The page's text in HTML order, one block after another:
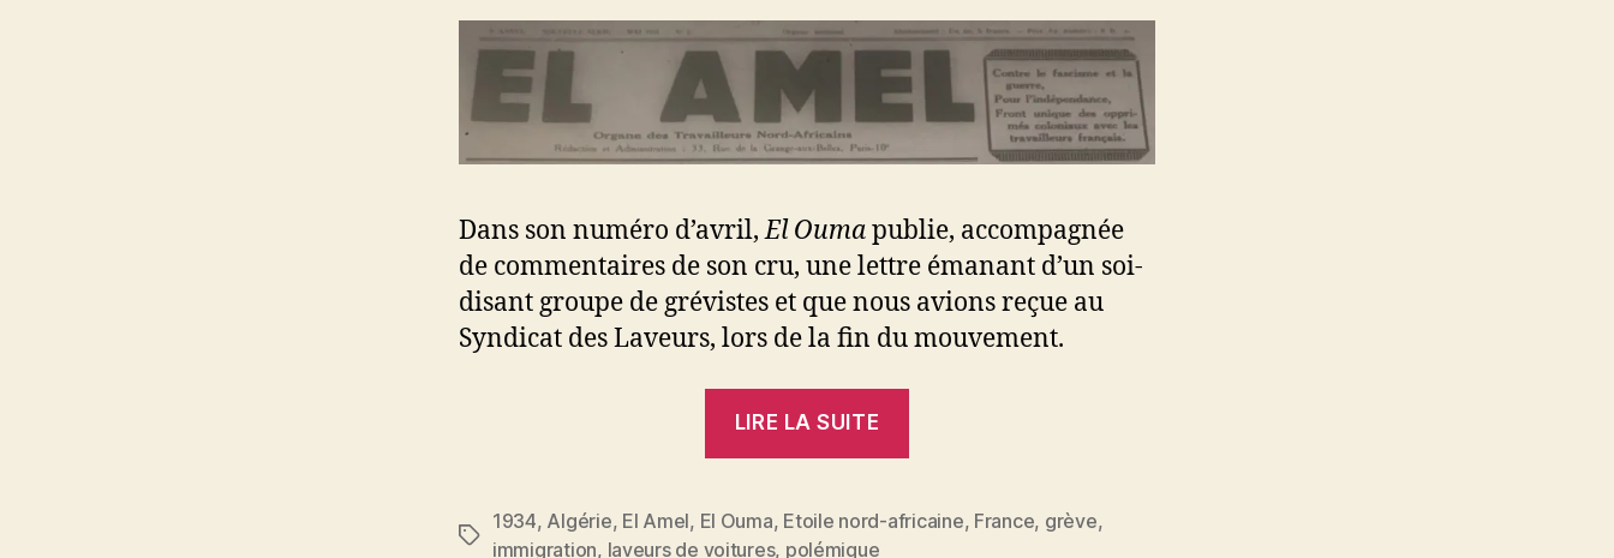
Dans son numéro d’avril,El Oumapublie, accompagnée
de commentaires de son cru, une lettre émanant d’un soi-
disant groupe de grévistes et que nous avions reçue au
Syndicat des Laveurs, lors de la fin du mouvement.
LIRE LA SUITE
Ouma » »
Étiquettes
1934, Algérie, El Amel, El Ouma, Etoile nord-africaine, France, grève,
immigration, laveurs de voitures, polémique